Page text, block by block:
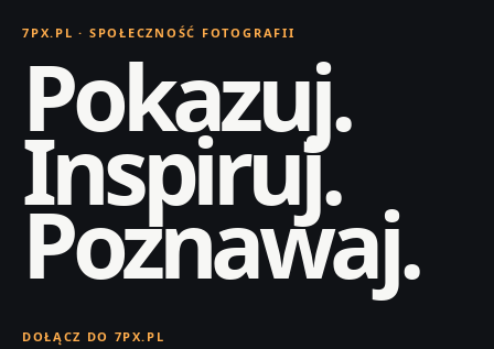
7PX.PL · SPOŁECZNOŚĆ FOTOGRAFII
Pokazuj.
Inspiruj.
Poznawaj.
DOŁĄCZ DO 7PX.PL